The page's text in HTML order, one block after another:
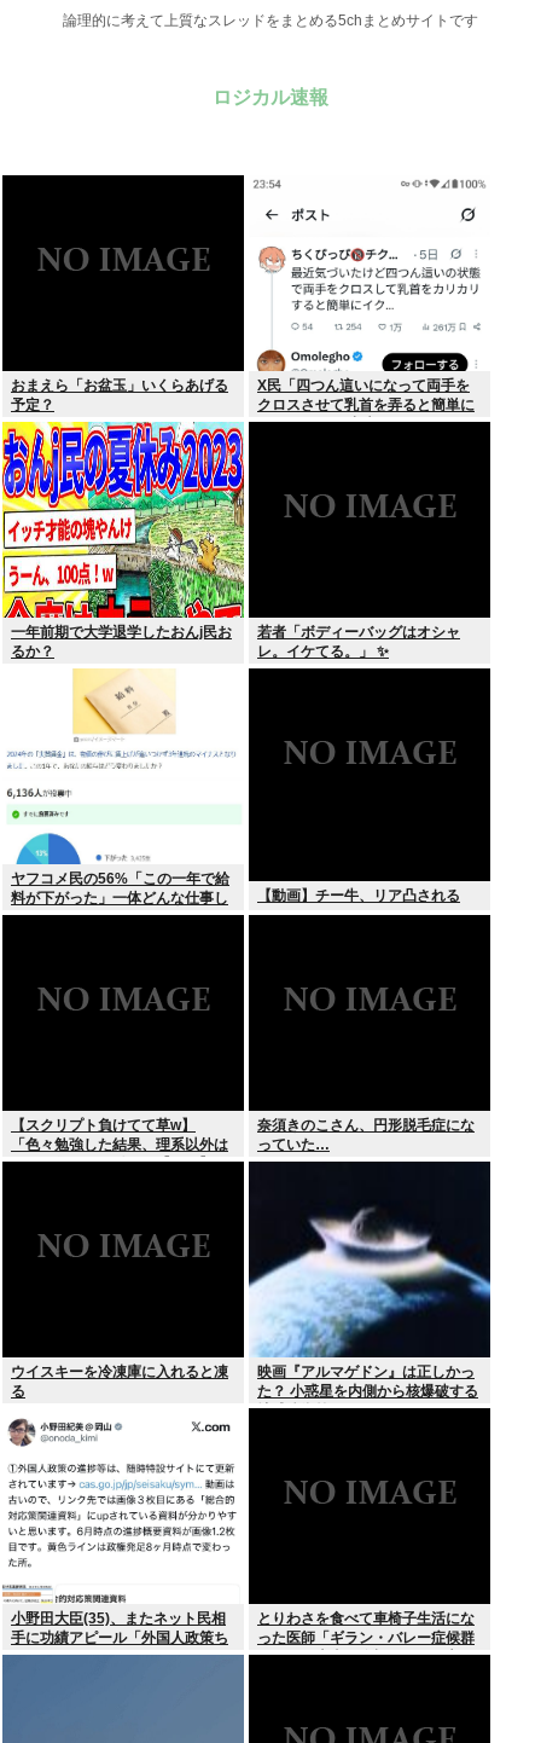
論理的に考えて上質なスレッドをまとめる5chまとめサイトです
ロジカル速報
おまえら「お盆玉」いくらあげる
予定？
X民「四つん這いになって両手を
クロスさせて乳首を弄ると簡単に
イケる」 これ出来ないヤツはゲイ
一年前期で大学退学したおんj民お
るか？
若者「ボディーバッグはオシャ
レ。イケてる。」 ✨
ヤフコメ民の56%「この一年で給
料が下がった」一体どんな仕事し
てんだよこいつら！？
【動画】チー牛、リア凸される
【スクリプト負けてて草w】
「色々勉強した結果、理系以外は
エラー品だと気付いた【ガチ】」
奈須きのこさん、円形脱毛症にな
っていた…
ウイスキーを冷凍庫に入れると凍
る
映画『アルマゲドン』は正しかっ
た？ 小惑星を内側から核爆破する
地球防衛策
小野田大臣(35)、またネット民相
手に功績アピール「外国人政策ち
ゃんとやってます」www
とりわさを食べて車椅子生活にな
った医師「ギラン・バレー症候群
になって本当に絶望。死んだ方が